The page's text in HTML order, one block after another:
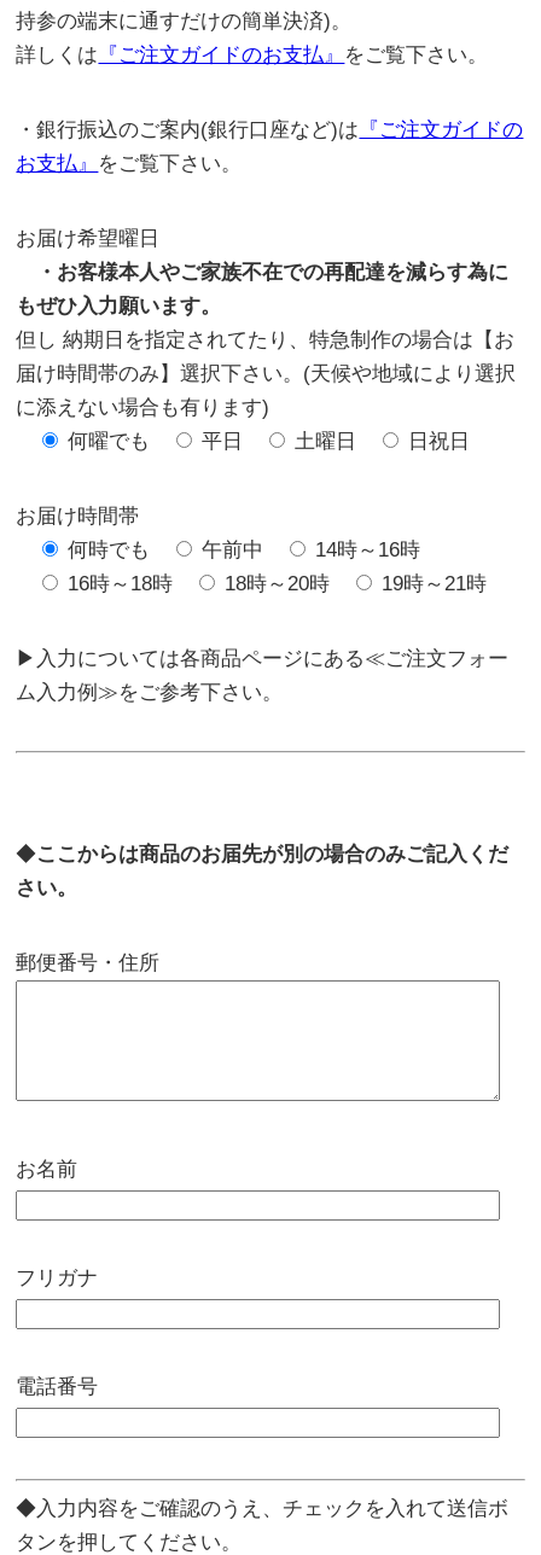
持参の端末に通すだけの簡単決済)。
詳しくは 『ご注文ガイドのお支払』 をご覧下さい。
・銀行振込のご案内(銀行口座など)は 『ご注文ガイドの
お支払』 をご覧下さい。
お届け希望曜日
・お客様本人やご家族不在での再配達を減らす為に
もぜひ入力願います。
但し 納期日を指定されてたり、特急制作の場合は【お
届け時間帯のみ】選択下さい。(天候や地域により選択
に添えない場合も有ります)
何曜でも
平日 土曜日 日祝日
お届け時間帯
何時でも
午前中
14時～16時
16時～18時
18時～20時 19時～21時
▶入力については各商品ページにある≪ご注文フォー
ム入力例≫をご参考下さい。
◆ここからは商品のお届先が別の場合のみご記入くだ
さい。
郵便番号・住所
お名前
フリガナ
電話番号
◆入力内容をご確認のうえ、チェックを入れて送信ボ
タンを押してください。